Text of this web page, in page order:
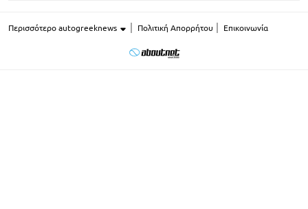
Περισσότερο autogreeknews Πολιτική Απορρήτου Επικοινωνία